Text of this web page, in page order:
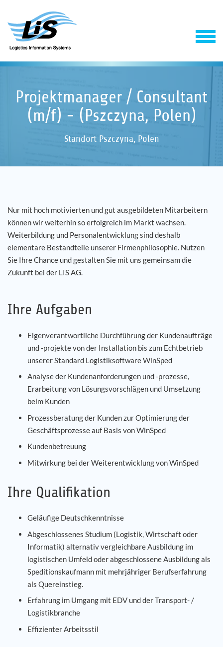
Software
Onderneming
Jouw carrière
Referenties
Projektmanager / Consultant
(m/f) - (Pszczyna, Polen)
Standort Pszczyna, Polen
Nur mit hoch motivierten und gut ausgebildeten Mitarbeitern
können wir weiterhin so erfolgreich im Markt wachsen.
Weiterbildung und Personalentwicklung sind deshalb
elementare Bestandteile unserer Firmenphilosophie. Nutzen
Sie Ihre Chance und gestalten Sie mit uns gemeinsam die
Zukunft bei der LIS AG.
Ihre Aufgaben
Eigenverantwortliche Durchführung der Kundenaufträge
und -projekte von der Installation bis zum Echtbetrieb
unserer Standard Logistiksoftware WinSped
Analyse der Kundenanforderungen und -prozesse,
Erarbeitung von Lösungsvorschlägen und Umsetzung
beim Kunden
Prozessberatung der Kunden zur Optimierung der
Geschäftsprozesse auf Basis von WinSped
Kundenbetreuung
Mitwirkung bei der Weiterentwicklung von WinSped
Ihre Qualifikation
Geläufige Deutschkenntnisse
Abgeschlossenes Studium (Logistik, Wirtschaft oder
Informatik) alternativ vergleichbare Ausbildung im
logistischen Umfeld oder abgeschlossene Ausbildung als
Speditionskaufmann mit mehrjähriger Berufserfahrung
als Quereinstieg.
Erfahrung im Umgang mit EDV und der Transport- /
Logistikbranche
Effizienter Arbeitsstil